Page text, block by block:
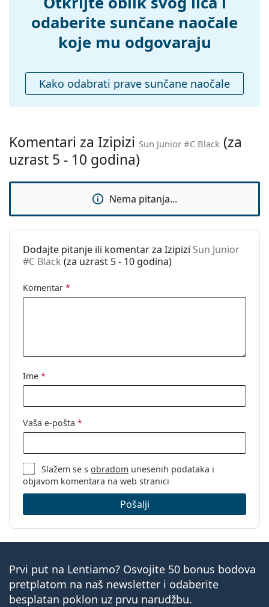
Dodaci
Ne
čišćenje:
Ne
Dob:
5 - 10 godina
Kategorija:
Sunčane naočale
Marka:
Izipizi
Moda
recept:
Da
odaberite sunčane naočale
koje mu odgovaraju
Kako odabrati prave sunčane naočale
Komentari za Izipizi Sun Junior #C Black (za
uzrast 5 - 10 godina)
Nema pitanja...
Dodajte pitanje ili komentar za Izipizi Sun Junior
#C Black (za uzrast 5 - 10 godina)
Komentar *
Ime *
Vaša e-pošta *
Slažem se sobradom unesenih podataka i
objavom komentara na web stranici
Pošalji
Prvi put na Lentiamo? Osvojite 50 bonus bodova
pretplatom na naš newsletter i odaberite
besplatan poklon uz prvu narudžbu.